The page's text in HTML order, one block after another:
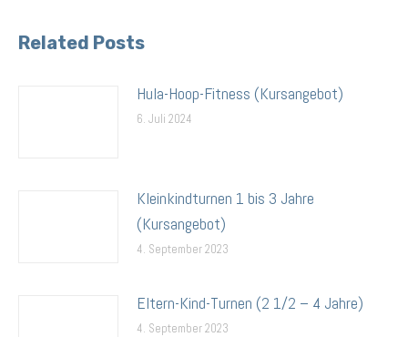
Related Posts
Hula-Hoop-Fitness (Kursangebot)
6. Juli 2024
Kleinkindturnen 1 bis 3 Jahre
(Kursangebot)
4. September 2023
Eltern-Kind-Turnen (2 1/2 – 4 Jahre)
4. September 2023